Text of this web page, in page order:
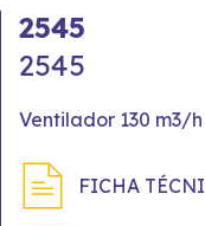
2545
2545
Ventilador 130 m3/
FICHA